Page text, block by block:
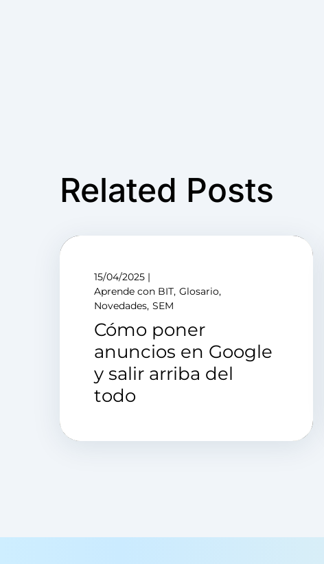
Related Posts
15/04/2025
Aprende con BIT Glosario
Novedades SEM
Cómo poner
anuncios en Google
y salir arriba del
todo